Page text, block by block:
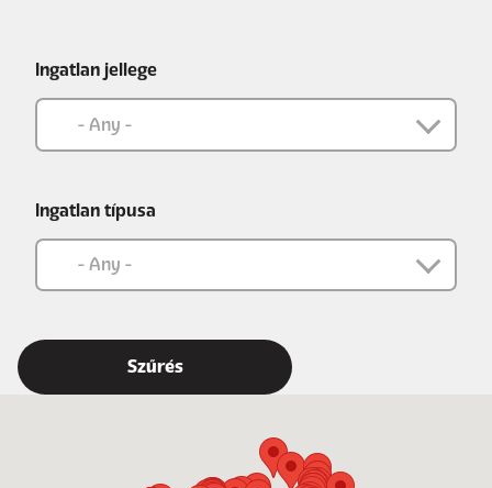
Ingatlan jellege
Ingatlan típusa